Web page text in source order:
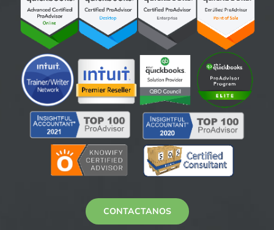
CONTACTANOS